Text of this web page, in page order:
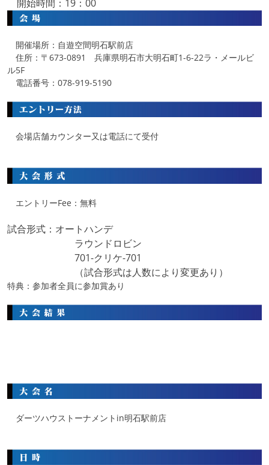
開始時間：19：00
開催場所：自遊空間明石駅前店
住所：〒673-0891 兵庫県明石市大明石町1-6-22ラ・メールビ
ル5F
電話番号：078-919-5190
会場店舗カウンター又は電話にて受付
エントリーFee：無料
試合形式：オートハンデ
ラウンドロビン
701-クリケ-701
（試合形式は人数により変更あり）
特典：参加者全員に参加賞あり
ダーツハウストーナメントin明石駅前店